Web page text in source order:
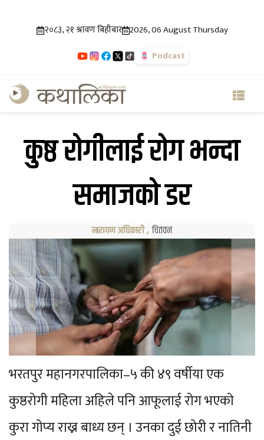
२०८३, २१ श्रावण बिहीबार 2026, 06 August Thursday
Podcast
कुष्ठ रोगीलाई रोग भन्दा
समाजको डर
नारायण अधिकारी, चितवन
भरतपुर महानगरपालिका–५ की ४९ वर्षीया एक
कुष्ठरोगी महिला अहिले पनि आफूलाई रोग भएको
कुरा गोप्य राख्न बाध्य छन् । उनका दुई छोरी र नातिनी